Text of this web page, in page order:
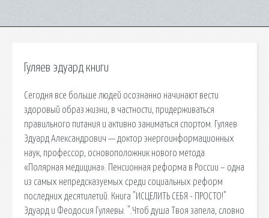
Гуляев эдуард книги
Сегодня все больше людей осознанно начинают вести
здоровый образ жизни, в частности, придерживаться
правильного питания и активно заниматься спортом. Гуляев
Эдуард Александрович — доктор энергоинформационных
наук, профессор, основоположник нового метода
«Полярная медицина». Пенсионная реформа в России – одна
из самых непредсказуемых среди социальных реформ
последних десятилетий. Книга "ИСЦЕЛИТЬ СЕБЯ - ПРОСТО!"
Эдуард и Феодосия Гуляевы. ".Чтоб душа Твоя запела, словно